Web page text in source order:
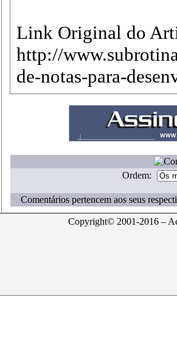
Link Original do
http://
de-notas-para-
Ordem:
Comentários pertencem aos seus
Copyright© 2001-2016 –